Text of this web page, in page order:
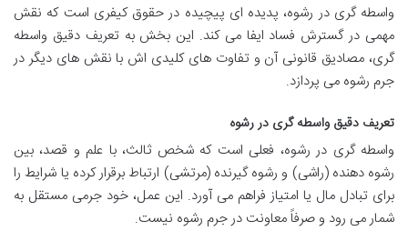
واسطه گری در رشوه، پدیده ای پیچیده در حقوق کیفری است که نقش
مهمی در گسترش فساد ایفا می کند. این بخش به تعریف دقیق واسطه
گری، مصادیق قانونی آن و تفاوت های کلیدی اش با نقش های دیگر در
جرم رشوه می پردازد.
تعریف دقیق واسطه گری در رشوه
واسطه گری در رشوه، فعلی است که شخص ثالث، با علم و قصد، بین
رشوه دهنده (راشی) و رشوه گیرنده (مرتشی) ارتباط برقرار کرده یا شرایط را
برای تبادل مال یا امتیاز فراهم می آورد. این عمل، خود جرمی مستقل به
شمار می رود و صرفاً معاونت در جرم رشوه نیست.